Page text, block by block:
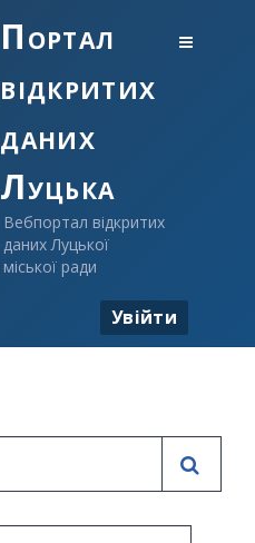
Портал
відкритих
даних
Луцька
Вебпортал відкритих
даних Луцької
міської ради
Увійти